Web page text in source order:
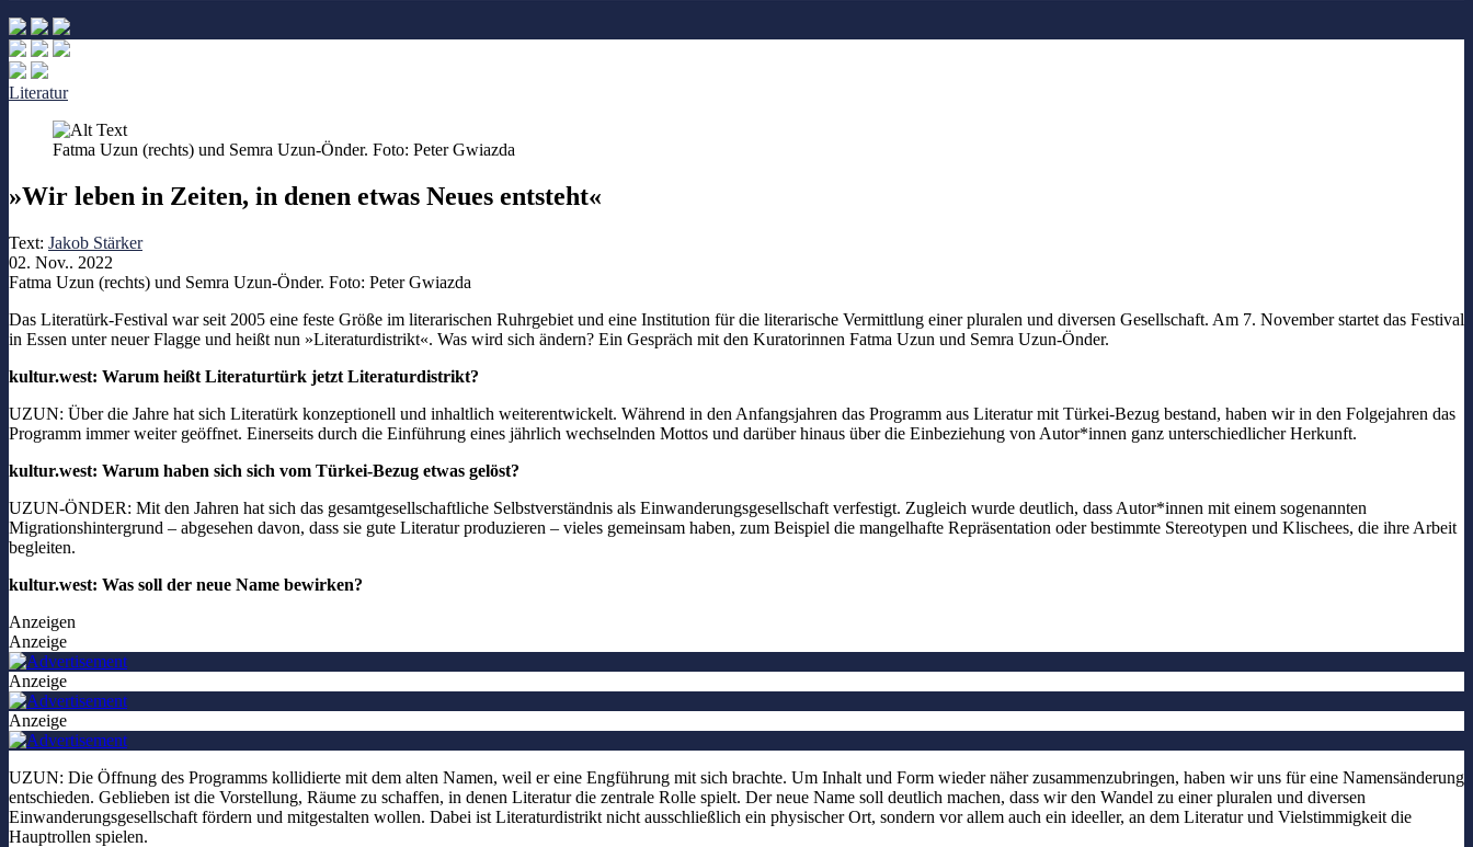
Literatur
Fatma Uzun (rechts) und Semra Uzun-Önder. Foto: Peter Gwiazda
»Wir leben in Zeiten, in denen etwas Neues entsteht«
Text: Jakob Stärker
02. Nov.. 2022
Fatma Uzun (rechts) und Semra Uzun-Önder. Foto: Peter Gwiazda
Das Literatürk-Festival war seit 2005 eine feste Größe im literarischen Ruhrgebiet und eine Institution für die literarische Vermittlung einer pluralen und diversen Gesellschaft. Am 7. November startet das Festival
in Essen unter neuer Flagge und heißt nun »Literaturdistrikt«. Was wird sich ändern? Ein Gespräch mit den Kuratorinnen Fatma Uzun und Semra Uzun-Önder.
kultur.west: Warum heißt Literaturtürk jetzt Literaturdistrikt?
UZUN: Über die Jahre hat sich Literatürk konzeptionell und inhaltlich weiterentwickelt. Während in den Anfangsjahren das Programm aus Literatur mit Türkei-Bezug bestand, haben wir in den Folgejahren das
Programm immer weiter geöffnet. Einerseits durch die Einführung eines jährlich wechselnden Mottos und darüber hinaus über die Einbeziehung von Autor*innen ganz unterschiedlicher Herkunft.
kultur.west: Warum haben sich sich vom Türkei-Bezug etwas gelöst?
UZUN-ÖNDER: Mit den Jahren hat sich das gesamtgesellschaftliche Selbstverständnis als Einwanderungsgesellschaft verfestigt. Zugleich wurde deutlich, dass Autor*innen mit einem sogenannten
Migrationshintergrund – abgesehen davon, dass sie gute Literatur produzieren – vieles gemeinsam haben, zum Beispiel die mangelhafte Repräsentation oder bestimmte Stereotypen und Klischees, die ihre Arbeit
begleiten.
kultur.west: Was soll der neue Name bewirken?
Anzeigen
Anzeige
Anzeige
Anzeige
UZUN: Die Öffnung des Programms kollidierte mit dem alten Namen, weil er eine Engführung mit sich brachte. Um Inhalt und Form wieder näher zusammenzubringen, haben wir uns für eine Namensänderung
entschieden. Geblieben ist die Vorstellung, Räume zu schaffen, in denen Literatur die zentrale Rolle spielt. Der neue Name soll deutlich machen, dass wir den Wandel zu einer pluralen und diversen
Einwanderungsgesellschaft fördern und mitgestalten wollen. Dabei ist Literaturdistrikt nicht ausschließlich ein physischer Ort, sondern vor allem auch ein ideeller, an dem Literatur und Vielstimmigkeit die
Hauptrollen spielen.